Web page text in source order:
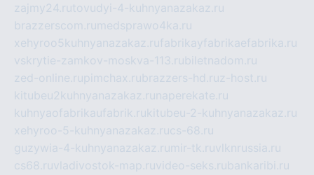
zajmy24.rutovudyi-4-kuhnyanazakaz.ru
brazzerscom.ru medsprawo4ka.ru
xehyroo5kuhnyanazakaz.rufabrikayfabrikaefabrika.ru
vskrytie-zamkov-moskva-113.rubiletnadom.ru
zed-online.rupimchax.rubrazzers-hd.ruz-host.ru
kitubeu2kuhnyanazakaz.ru naperekate.ru
kuhnyaofabrikaufabrik.rukitubeu-2-kuhnyanazakaz.ru
xehyroo-5-kuhnyanazakaz.rucs-68.ru
guzywia-4-kuhnyanazakaz.ru mir-tk.ruvlknrussia.ru
cs68.ruvladivostok-map.ruvideo-seks.rubankaribi.ru